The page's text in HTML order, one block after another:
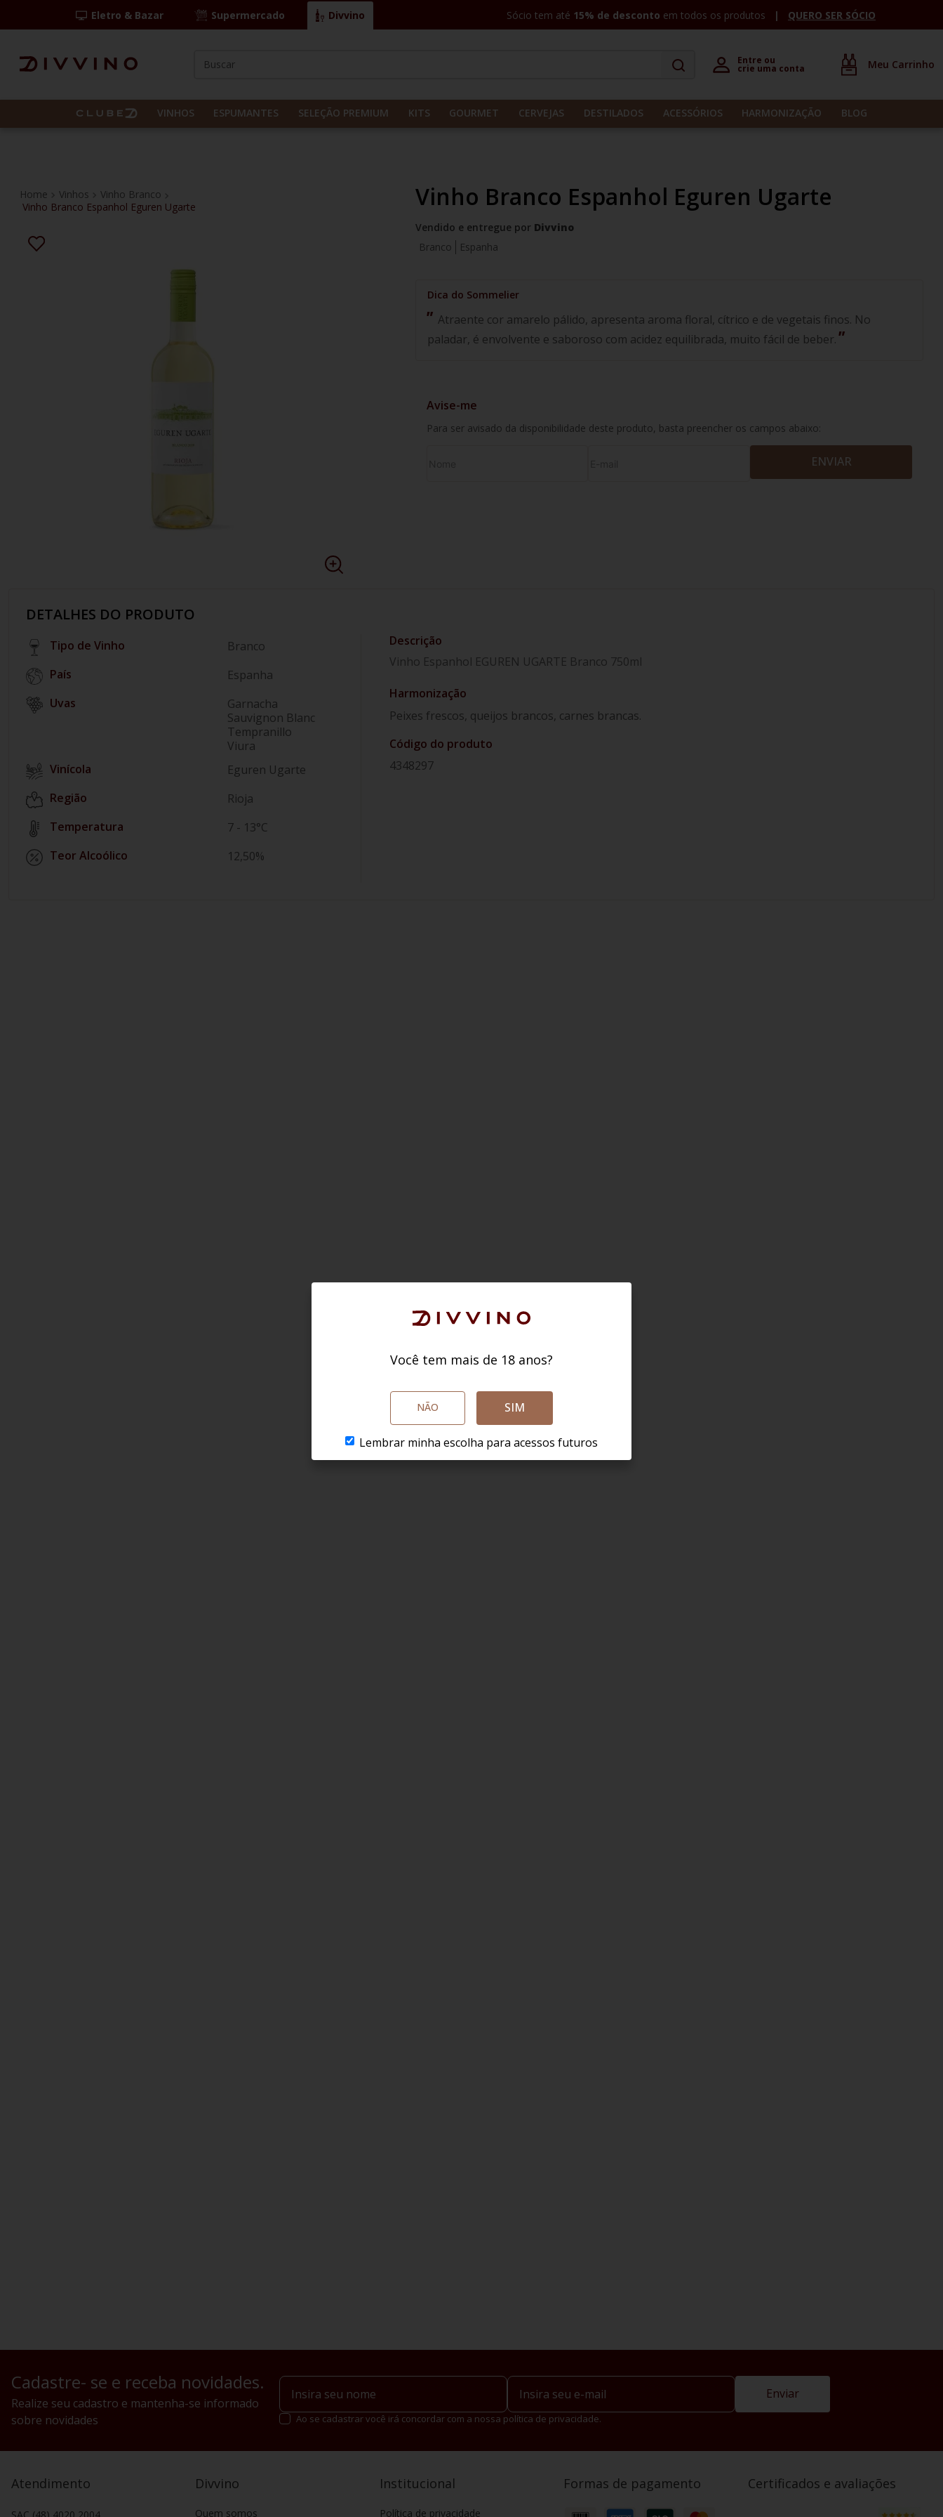
Eletro & Bazar Supermercado Divvino Sócio tem até 15% de desconto em todos os produtos QUERO SER SÓCIO
º las camelias
Entre ou
crie uma conta
VINHOS ESPUMANTES SELEÇÃO PREMIUM KITS GOURMET CERVEJAS DESTILADOS ACESSÓRIOS HARMONIZAÇÃO BLOG
Vinhos
Vinho Branco
Vinho Branco Espanhol Eguren Ugarte
Vinho Branco Espanhol Eguren Ugarte
Vendido e entregue por Divvino
Branco
Espanha
Atraente cor amarelo pálido, apresenta aroma floral, cítrico e de vegetais finos. No
paladar, é envolvente e saboroso com acidez equilibrada, muito fácil de beber.
Avise-me
Para ser avisado da disponibilidade deste produto, basta preencher os campos abaixo:
ENVIAR
DETALHES DO PRODUTO
Tipo de Vinho
Branco
País
Espanha
Garnacha
Sauvignon Blanc
Tempranillo
Viura
Vinícola
Eguren Ugarte
Região
Rioja
Temperatura
7 - 13°C
Teor Alcoólico
12,50%
Vinho Espanhol EGUREN UGARTE Branco 750ml
Harmonização
Peixes frescos, queijos brancos, carnes brancas.
Código do produto
4348297
Cadastre- se e receba novidades.
Realize seu cadastro e mantenha-se informado
sobre novidades
Enviar
Ao se cadastrar você irá concordar com a nossa política de privacidade.
Atendimento Divvino
Quem somos
Institucional
Política de privacidade
Formas de pagamento Certificados e avaliações
Você tem mais de 18 anos?
NÃO SIM
Lembrar minha escolha para acessos futuros